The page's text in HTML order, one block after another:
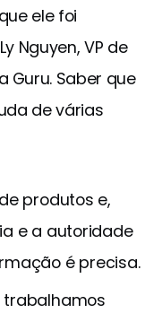
ele foi
Nguyen, VP de
Guru. Saber que
de várias
produtos e,
e a autoridade
é precisa.
trabalhamos